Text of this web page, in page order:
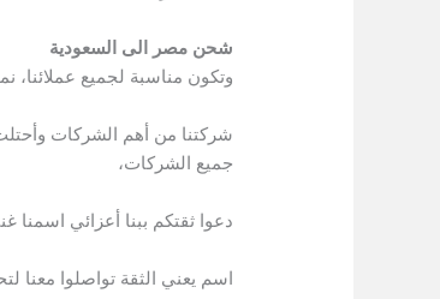
شحن مصر الى السعودية
وتكون مناسبة لجميع عملائنا،
شركتنا من أهم الشركات
جميع الشركات،
دعوا ثقتكم ببنا أعزائي اسمنا
اسم يعني الثقة تواصلوا معنا